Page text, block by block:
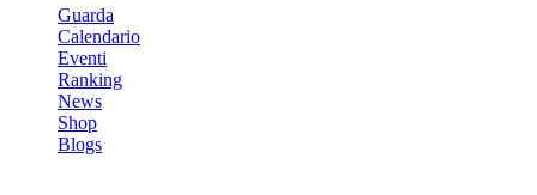
Guarda
Calendario
Eventi
Ranking
News
Shop
Blogs